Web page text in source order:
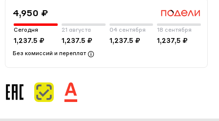
4,950 ₽
Сегодня
1,237.5 ₽
21 августа
1,237.5 ₽
04 сентября
1,237.5 ₽
18 сентября
1,237,5 ₽
Без комиссий и переплат